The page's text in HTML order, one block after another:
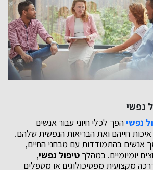
נפשי
נפשיהפך לכלי חיוני עבור אנשים
חייהם ואת הבריאות הנפשית שלהם.
אנשים בהתמודדות עם מבחני החיים,
יומיומיים. במהלך טיפול נפשי,
מקצועית מפסיכולוגים או מטפלים